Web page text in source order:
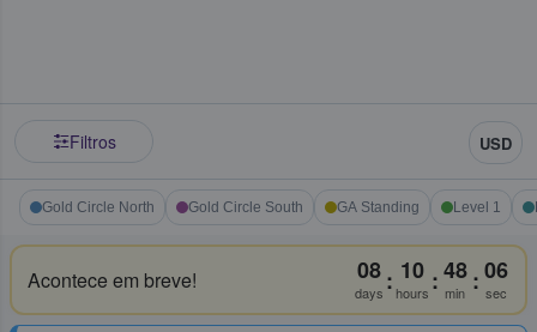
Filtros USD
Gold Circle North Gold Circle South GA Standing Level 1
Acontece em breve! 08
days : 10
hours :48
min :06
sec